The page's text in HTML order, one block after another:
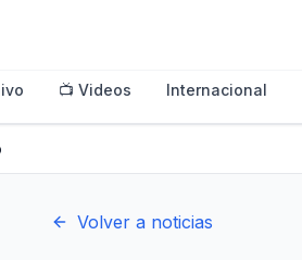
📺 Videos Internacional
Volver a noticias